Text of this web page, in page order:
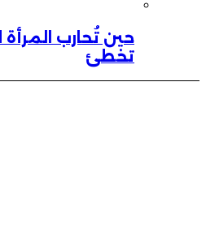
حين تُحارب المرأة
تخطئ